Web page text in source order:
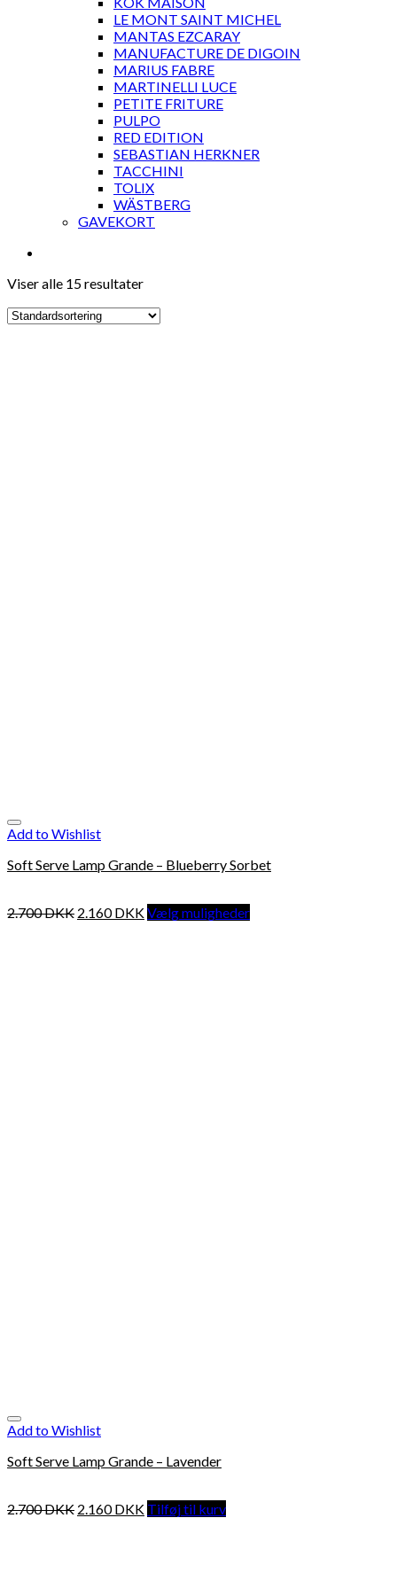
LE MONT SAINT MICHEL
MANTAS EZCARAY
MANUFACTURE DE DIGOIN
MARIUS FABRE
MARTINELLI LUCE
PETITE FRITURE
PULPO
RED EDITION
SEBASTIAN HERKNER
TACCHINI
TOLIX
WÄSTBERG
GAVEKORT
Viser alle 15 resultater
Add to Wishlist
Soft Serve Lamp Grande – Blueberry Sorbet
2.700DKK 2.160DKKVælg muligheder
Add to Wishlist
Soft Serve Lamp Grande – Lavender
2.700DKK 2.160DKK Tilføj til kurv